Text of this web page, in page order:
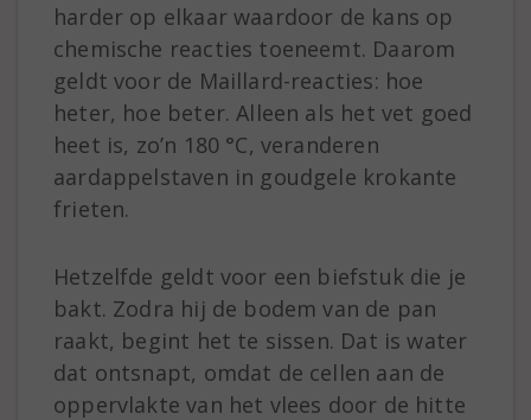
harder op elkaar waardoor de kans op
chemische reacties toeneemt. Daarom
geldt voor de Maillard-reacties: hoe
heter, hoe beter. Alleen als het vet goed
heet is, zo’n 180 °C, veranderen
aardappelstaven in goudgele krokante
frieten.
Hetzelfde geldt voor een biefstuk die je
bakt. Zodra hij de bodem van de pan
raakt, begint het te sissen. Dat is water
dat ontsnapt, omdat de cellen aan de
oppervlakte van het vlees door de hitte